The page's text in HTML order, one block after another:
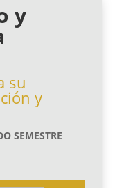
y
su
y
SEMESTRE